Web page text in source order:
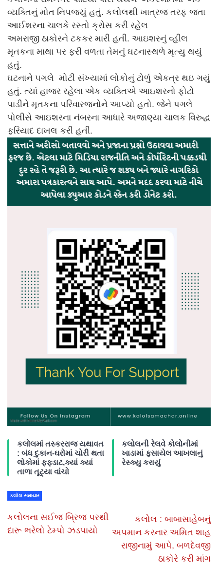
વ્યક્તિનું મોત નિપજ્યું હતું. કલોલથી ખાત્રજ તરફ જતા
આઈશરના ચાલકે રસ્તો ક્રોસ કરી રહેલ
અમરાજી ઠાકોરને ટકકર મારી હતી. આઇશરનું વ્હીલ
મૃતકના માથા પર ફરી વળતા તેમનું ઘટનાસ્થળે મૃત્યુ થયું
હતું.
ઘટનાને પગલે મોટી સંખ્યામાં લોકોનું ટોળું એકત્ર થઇ ગયું
હતું. ત્યાં હાજર રહેલા એક વ્યક્તિએ આઇશરનો ફોટો
પાડીને મૃતકના પરિવારજનોને આપ્યો હતો. જેને પગલે
પોલીસે આઇશરના નંબરના આધારે અજાણ્યા ચાલક વિરુદ્ધ
ફરિયાદ દાખલ કરી હતી.
કલોલમાં તસ્કરરાજ યથાવત
: બંધ દુકાન-ઘરોમાં ચોરી થતા
લોકોમાં ફફડાટ,ક્યાં ક્યાં
તાળા તૂટ્યા વાંચો
કલોલની રેલવે કોલોનીમાં
ખાડામાં ફસાયેલ આખલાનું
રેસ્ક્યુ કરાયું
કલોલ સમાચાર
કલોલના સઈજ બ્રિજ પરથી
દારૂ ભરેલો ટેમ્પો ઝડપાયો
કલોલ : બાબાસાહેબનું
અપમાન કરનાર અમિત શાહ
રાજીનામું આપે, બળદેવજી
ઠાકોરે કરી માંગ